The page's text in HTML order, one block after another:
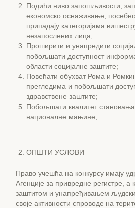
Подићи ниво запошљивости,
економско оснаживање,
припадају категоријама
незапослених лица;
Проширити и унапредити
побољшати доступност
области социјалне заштите;
Повећати обухват Рома и
прегледима и побољшати
здравствене заштите;
Побољшати квалитет
националне мањине;
ОПШТИ УСЛОВИ
Право учешћа на конкурсу имају
Агенције за привредне регистре, а
заштитом и унапређивањем
своје активности спроводе на